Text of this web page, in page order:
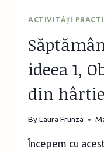
ACTIVITĂŢI
ideea 1,
din hârtie
ByLaura Frunza
Începem cu